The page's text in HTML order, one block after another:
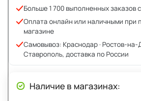
Больше 1 700 выполненных заказов
Оплата онлайн или наличными при
магазине
Самовывоз: Краснодар · Ростов-на-
Ставрополь, доставка по России
Наличие в магазинах: